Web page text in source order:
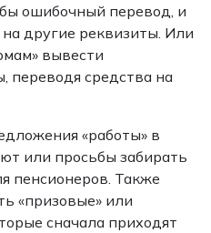
ошибочный перевод, и
другие реквизиты. Или
вывести
переводя средства на
«работы» в
или просьбы забирать
пенсионеров. Также
«призовые» или
сначала приходят